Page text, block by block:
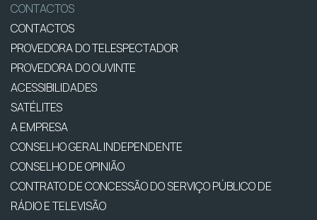
CONTACTOS
CONTACTOS
PROVEDORA DO TELESPECTADOR
PROVEDORA DO OUVINTE
ACESSIBILIDADES
SATÉLITES
A EMPRESA
CONSELHO GERAL INDEPENDENTE
CONSELHO DE OPINIÃO
CONTRATO DE CONCESSÃO DO SERVIÇO PÚBLICO DE
RÁDIO E TELEVISÃO